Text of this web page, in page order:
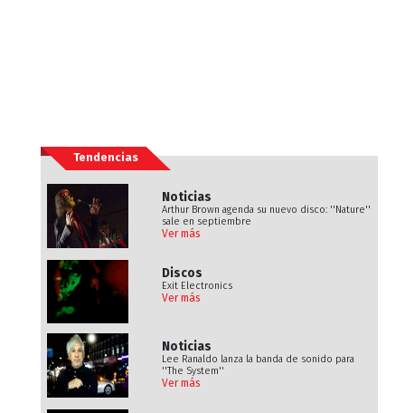
Tendencias
Noticias
Arthur Brown agenda su nuevo disco: ''Nature''
sale en septiembre
Ver más
Discos
Exit Electronics
Ver más
Noticias
Lee Ranaldo lanza la banda de sonido para
''The System''
Ver más